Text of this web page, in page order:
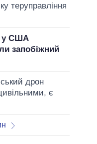
теруправління
у США
запобіжний
дрон
є